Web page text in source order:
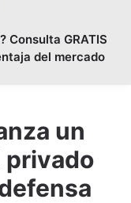
Consulta GRATIS
del mercado
un
privado